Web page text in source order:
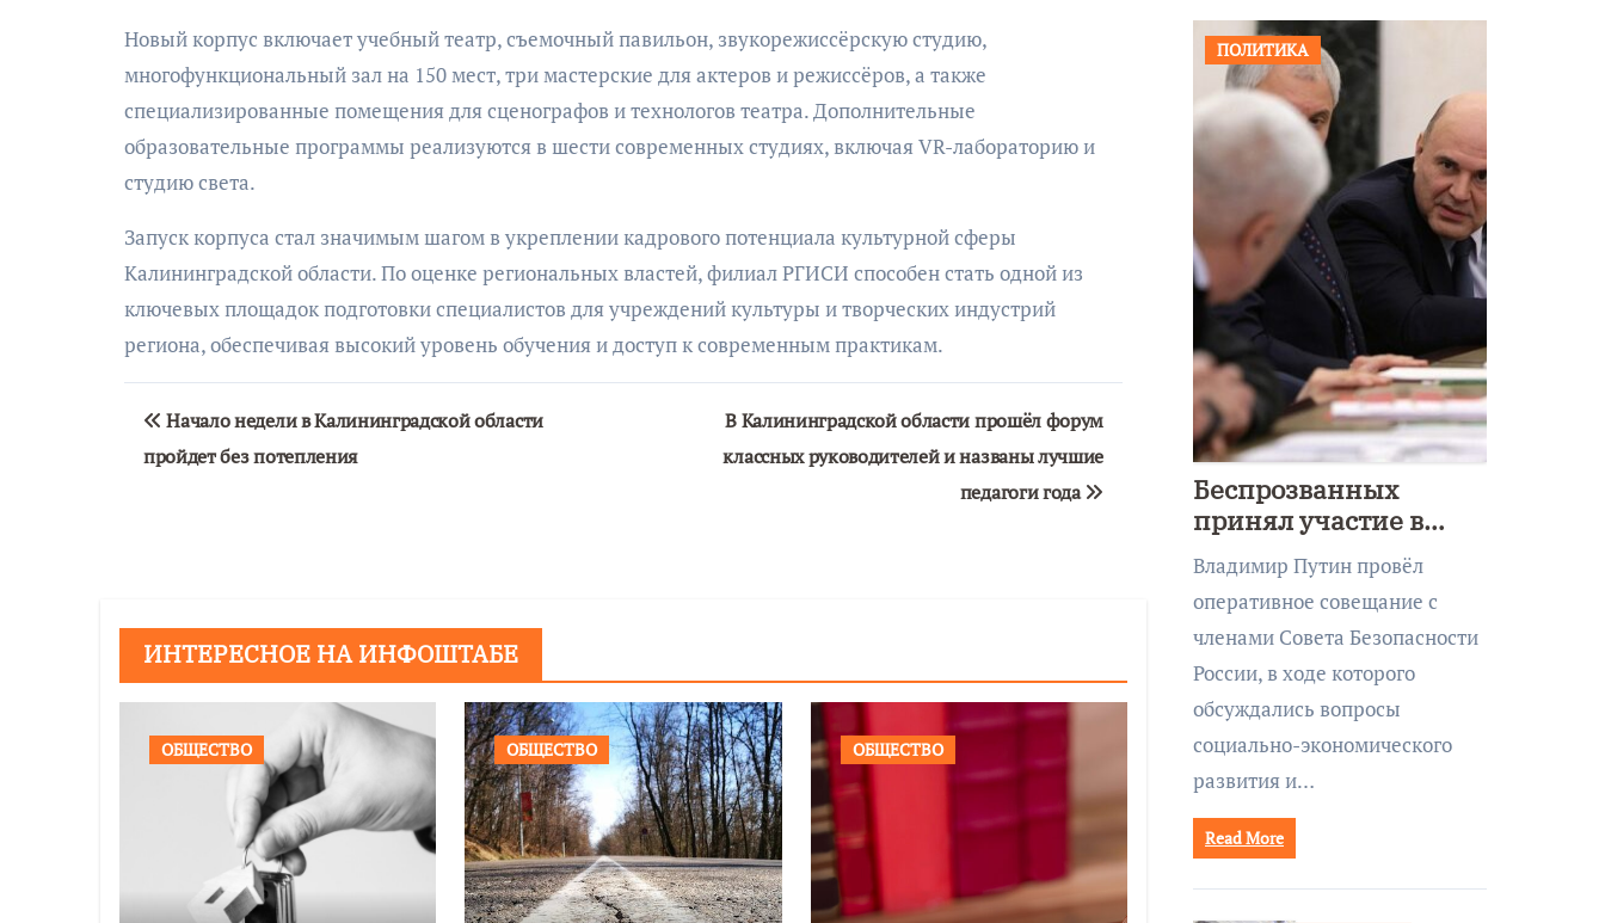
Новый корпус включает учебный театр, съемочный павильон, звукорежиссёрскую студию,
многофункциональный зал на 150 мест, три мастерские для актеров и режиссёров, а также
специализированные помещения для сценографов и технологов театра. Дополнительные
образовательные программы реализуются в шести современных студиях, включая VR-лабораторию и
студию света.
Запуск корпуса стал значимым шагом в укреплении кадрового потенциала культурной сферы
Калининградской области. По оценке региональных властей, филиал РГИСИ способен стать одной из
ключевых площадок подготовки специалистов для учреждений культуры и творческих индустрий
региона, обеспечивая высокий уровень обучения и доступ к современным практикам.
Навигация
по
Начало недели в Калининградской области
пройдет без потепления
В Калининградской области прошёл форум
классных руководителей и названы лучшие
педагоги года
ИНТЕРЕСНОЕ НА ИНФОШТАБЕ
ОБЩЕСТВО ОБЩЕСТВО ОБЩЕСТВО
ПОЛИТИКА
Беспрозванных
принял участие в
совещании Совбеза
под руководством
Путина
Владимир Путин провёл
оперативное совещание с
членами Совета Безопасности
России, в ходе которого
обсуждались вопросы
социально-экономического
развития и…
Read More